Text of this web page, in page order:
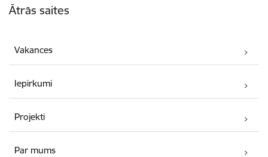
Ātrās saites
Vakances
Iepirkumi
Projekti
Par mums